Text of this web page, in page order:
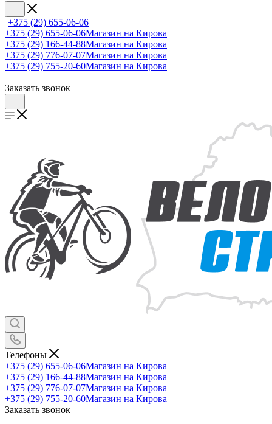
+375 (29) 655-06-06
+375 (29) 655-06-06Магазин на Кирова
+375 (29) 166-44-88Магазин на Кирова
+375 (29) 776-07-07Магазин на Кирова
+375 (29) 755-20-60Магазин на Кирова
Заказать звонок
Телефоны
+375 (29) 655-06-06Магазин на Кирова
+375 (29) 166-44-88Магазин на Кирова
+375 (29) 776-07-07Магазин на Кирова
+375 (29) 755-20-60Магазин на Кирова
Заказать звонок